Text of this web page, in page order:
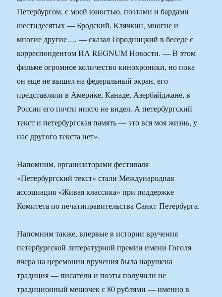
Петербургом, с моей юностью, поэтами и бардами
шестидесятых — Бродский, Клячкин, многие и
многие другие…, — сказал Городницкий в беседе с
корреспондентом ИА REGNUM Новости. — В этом
фильме огромное количество кинохроники, но пока
он еще не вышел на федеральный экран, его
представляли в Америке, Канаде, Азербайджане, в
России его почти никто не видел. А петербургский
текст и петербургская память — это вся моя жизнь, у
нас другого текста нет».
Напомним, организаторами фестиваля
«Петербургский текст» стали Международная
ассоциация «Живая классика» при поддержке
Комитета по печатиправительства Санкт-Петербурга.
Напомним также, впервые в истории вручения
петербургской литературной премии имени Гоголя
вчера на церемонии вручения была нарушена
традиция — писатели и поэты получили не
традиционный мешочек с 80 рублями — именно в